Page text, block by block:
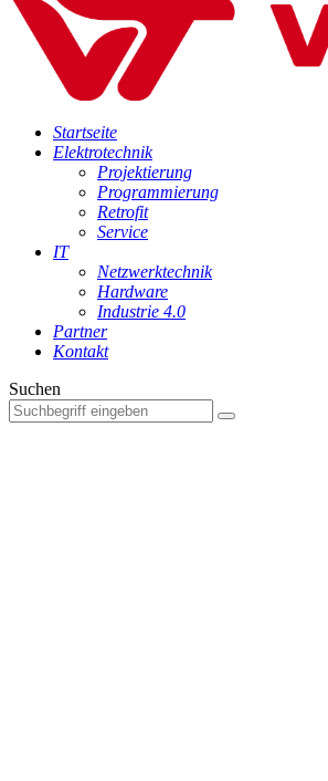
Startseite
Elektrotechnik
Projektierung
Programmierung
Retrofit
Service
IT
Netzwerktechnik
Hardware
Industrie 4.0
Partner
Kontakt
Suchen